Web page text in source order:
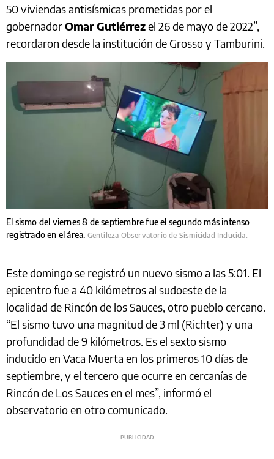
50 viviendas antisísmicas prometidas por el
gobernadorOmar Gutiérrezel 26 de mayo de 2022”,
recordaron desde la institución de Grosso y Tamburini.
El sismo del viernes 8 de septiembre fue el segundo más intenso
registrado en el área. Gentileza Observatorio de Sismicidad Inducida.
Este domingo se registró un nuevo sismo a las 5:01. El
epicentro fue a 40 kilómetros al sudoeste de la
localidad de Rincón de los Sauces, otro pueblo cercano.
“El sismo tuvo una magnitud de 3 ml (Richter) y una
profundidad de 9 kilómetros. Es el sexto sismo
inducido en Vaca Muerta en los primeros 10 días de
septiembre, y el tercero que ocurre en cercanías de
Rincón de Los Sauces en el mes”, informó el
observatorio en otro comunicado.